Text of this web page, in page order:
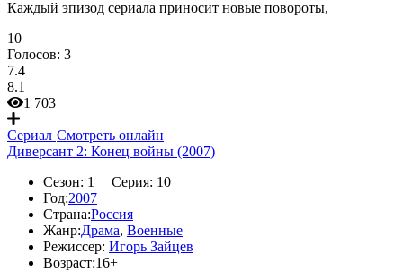
Каждый эпизод сериала приносит новые повороты,
10
Голосов: 3
7.4
8.1
1 703
Сериал Смотреть онлайн
Диверсант 2: Конец войны (2007)
Сезон: 1 | Серия: 10
Год:2007
Страна:Россия
Жанр:Драма, Военные
Режиссер: Игорь Зайцев
Возраст:16+